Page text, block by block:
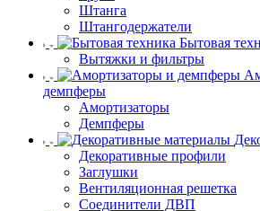
Штанга
Штангодержатели
Бытовая
Вытяжки и фильтры
демпферы
Амортизаторы
Демпферы
Декоративные профили
Заглушки
Вентиляционная решетка
Соединители ДВП